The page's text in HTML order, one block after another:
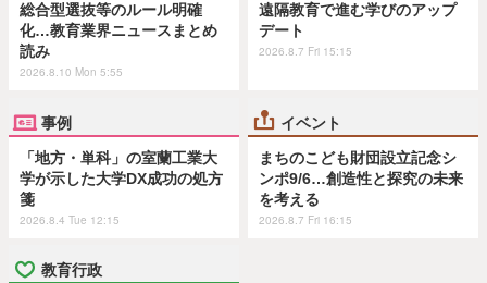
総合型選抜等のルール明確
化…教育業界ニュースまとめ
読み
2026.8.10 Mon 5:55
遠隔教育で進む学びのアップ
デート
2026.8.7 Fri 15:15
事例
「地方・単科」の室蘭工業大
学が示した大学DX成功の処方
箋
2026.8.4 Tue 12:15
イベント
まちのこども財団設立記念シ
ンポ9/6…創造性と探究の未来
を考える
2026.8.7 Fri 16:15
教育行政